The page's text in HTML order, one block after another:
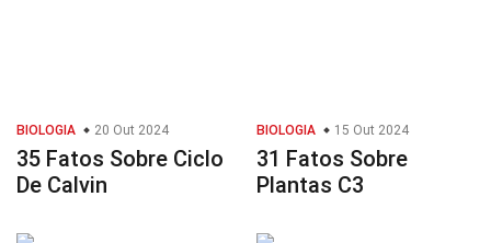
BIOLOGIA 20 Out 2024
35 Fatos Sobre Ciclo
De Calvin
BIOLOGIA 15 Out 2024
31 Fatos Sobre
Plantas C3